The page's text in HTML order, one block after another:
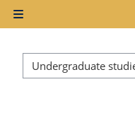
Gå til hovudinnhaldet
Sidepanel
Arhiva